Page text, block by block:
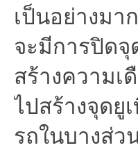
เป็นอย่างม
จะมีการปิด
สร้างความ
ไปสร้างจุด
รถในบางส่